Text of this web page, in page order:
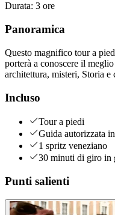
Durata: 3 ore
Panoramica
Questo magnifico tour a
porterà a conoscere il
architettura, misteri, Storia e
Incluso
Tour a piedi
Guida autorizzata
1 spritz veneziano
30 minuti di giro in
Punti salienti